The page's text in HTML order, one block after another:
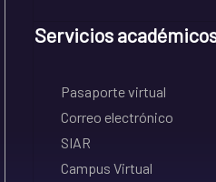
Servicios
Pasaporte virtual
Correo electrónico
SIAR
Campus Virtual